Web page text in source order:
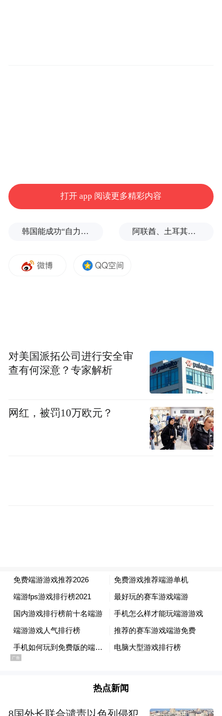
打开 app 阅读更多精彩内容
韩国能成功“自力更生”吗？ 阿联酋、土耳其、沙特等8国外长发表联合声明
对美国派拓公司进行安全审
查有何深意？专家解析
网红，被罚10万欧元？
热点新闻